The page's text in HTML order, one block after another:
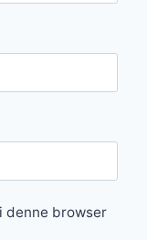
denne browser